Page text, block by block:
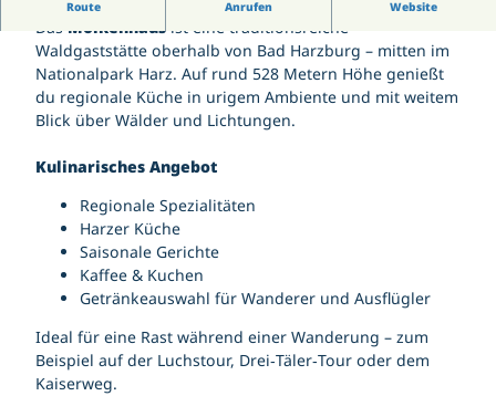
Jugendtreff Bad Harzburg
Känguroom
Sportpark Bad Harzburg
Wildgehege am Golfplatz
Gästekarte | Gästebeitrag
Kirchen
Kontakt | Anschrift
Parkmöglichkeiten
Pois
Tourist-Information
Wetterdaten Großer Burgberg 483 m
Veranstaltungskalender
Salz- und Lichterfest
Yellow Jockey Festival
147. Harzburger Galopprennwoche
Gutscheine
Karriere
Route Anrufen Website
Das Molkenhaus ist eine traditionsreiche
Waldgaststätte oberhalb von Bad Harzburg – mitten im
Nationalpark Harz. Auf rund 528 Metern Höhe genießt
du regionale Küche in urigem Ambiente und mit weitem
Blick über Wälder und Lichtungen.
Kulinarisches Angebot
Regionale Spezialitäten
Harzer Küche
Saisonale Gerichte
Kaffee & Kuchen
Getränkeauswahl für Wanderer und Ausflügler
Ideal für eine Rast während einer Wanderung – zum
Beispiel auf der Luchstour, Drei‑Täler‑Tour oder dem
Kaiserweg.